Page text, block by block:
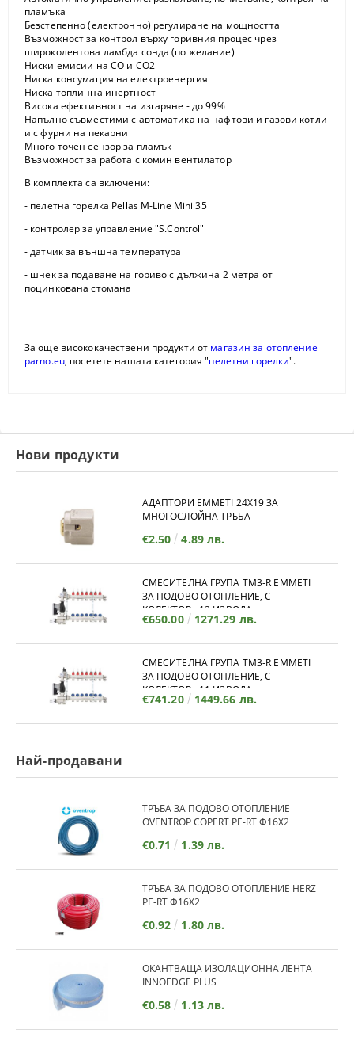
пламъка
Безстепенно (електронно) регулиране на мощността
Възможност за контрол върху горивния процес чрез
широколентова ламбда сонда (по желание)
Ниски емисии на CO и CO2
Ниска консумация на електроенергия
Ниска топлинна инертност
Висока ефективност на изгаряне - до 99%
Напълно съвместими с автоматика на нафтови и газови котли
и с фурни на пекарни
Много точен сензор за пламък
Възможност за работа с комин вентилатор
В комплекта са включени:
- пелетна горелка Pellas M-Line Mini 35
- контролер за управление "S.Control"
- датчик за външна температура
- шнек за подаване на гориво с дължина 2 метра от
поцинкована стомана
За още висококачествени продукти от магазин за отопление
parno.eu, посетете нашата категория "пелетни горелки".
Нови продукти
АДАПТОРИ EMMETI 24X19 ЗА
МНОГОСЛОЙНА ТРЪБА
€2.50 4.89 лв.
СМЕСИТЕЛНА ГРУПА TM3-R EMMETI
ЗА ПОДОВО ОТОПЛЕНИЕ, С
КОЛЕКТОР - 12 ИЗВОДА
€650.00 1271.29 лв.
СМЕСИТЕЛНА ГРУПА TM3-R EMMETI
ЗА ПОДОВО ОТОПЛЕНИЕ, С
КОЛЕКТОР - 11 ИЗВОДА
€741.20 1449.66 лв.
Най-продавани
ТРЪБА ЗА ПОДОВО ОТОПЛЕНИЕ
OVENTROP COPERT PE-RT Ф16Х2
€0.71 1.39 лв.
ТРЪБА ЗА ПОДОВО ОТОПЛЕНИЕ HERZ
PE-RT Ф16Х2
€0.92 1.80 лв.
ОКАНТВАЩА ИЗОЛАЦИОННА ЛЕНТА
INNOEDGE PLUS
€0.58 1.13 лв.